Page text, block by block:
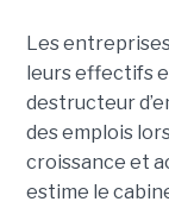
Les
leurs effectifs
destructeur
des emplois
croissance et
estime le